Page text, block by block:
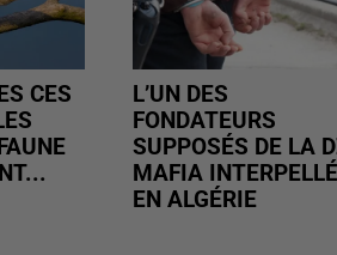
CES
L’UN DES
FONDATEURS
SUPPOSÉS DE LA
MAFIA INTERPELLÉ
EN ALGÉRIE